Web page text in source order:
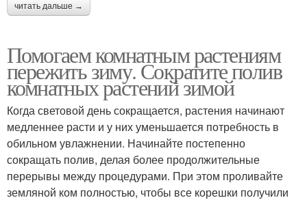
читать дальше →
Помогаем комнатным растениям
пережить зиму. Сократите полив
комнатных растений зимой
Когда световой день сокращается, растения начинают
медленнее расти и у них уменьшается потребность в
обильном увлажнении. Начинайте постепенно
сокращать полив, делая более продолжительные
перерывы между процедурами. При этом проливайте
земляной ком полностью, чтобы все корешки получили